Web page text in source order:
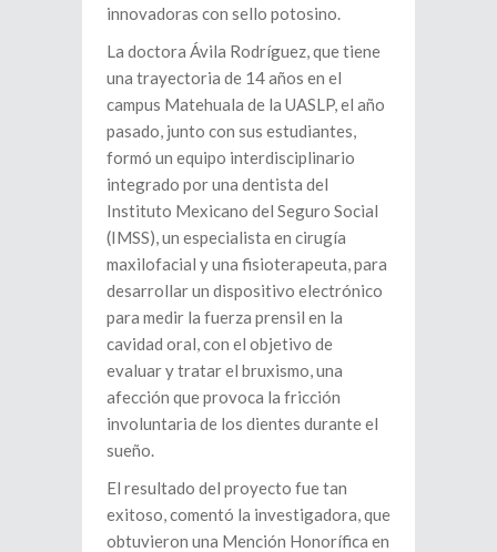
innovadoras con sello potosino.
La doctora Ávila Rodríguez, que tiene
una trayectoria de 14 años en el
campus Matehuala de la UASLP, el año
pasado, junto con sus estudiantes,
formó un equipo interdisciplinario
integrado por una dentista del
Instituto Mexicano del Seguro Social
(IMSS), un especialista en cirugía
maxilofacial y una fisioterapeuta, para
desarrollar un dispositivo electrónico
para medir la fuerza prensil en la
cavidad oral, con el objetivo de
evaluar y tratar el bruxismo, una
afección que provoca la fricción
involuntaria de los dientes durante el
sueño.
El resultado del proyecto fue tan
exitoso, comentó la investigadora, que
obtuvieron una Mención Honorífica en